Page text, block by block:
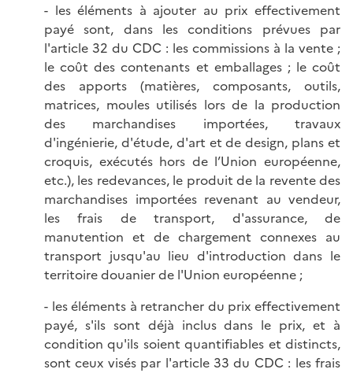
- les éléments à ajouter au prix effectivement
payé sont, dans les conditions prévues par
l'article 32 du CDC : les commissions à la vente ;
le coût des contenants et emballages ; le coût
des apports (matières, composants, outils,
matrices, moules utilisés lors de la production
des marchandises importées, travaux
d'ingénierie, d'étude, d'art et de design, plans et
croquis, exécutés hors de l’Union européenne,
etc.), les redevances, le produit de la revente des
marchandises importées revenant au vendeur,
les frais de transport, d'assurance, de
manutention et de chargement connexes au
transport jusqu'au lieu d'introduction dans le
territoire douanier de l'Union européenne ;
- les éléments à retrancher du prix effectivement
payé, s'ils sont déjà inclus dans le prix, et à
condition qu'ils soient quantifiables et distincts,
sont ceux visés par l'article 33 du CDC : les frais